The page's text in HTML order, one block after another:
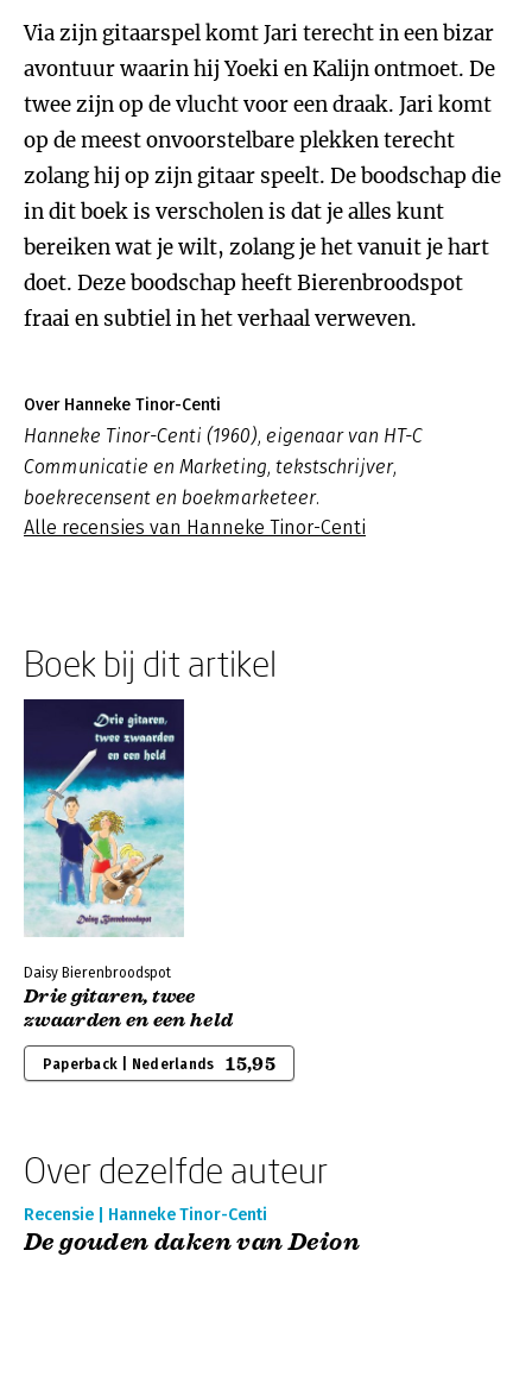
Via zijn gitaarspel komt Jari terecht in een bizar
avontuur waarin hij Yoeki en Kalijn ontmoet. De
twee zijn op de vlucht voor een draak. Jari komt
op de meest onvoorstelbare plekken terecht
zolang hij op zijn gitaar speelt. De boodschap die
in dit boek is verscholen is dat je alles kunt
bereiken wat je wilt, zolang je het vanuit je hart
doet. Deze boodschap heeft Bierenbroodspot
fraai en subtiel in het verhaal verweven.
Over Hanneke Tinor-Centi
Hanneke Tinor-Centi (1960), eigenaar van HT-C
Communicatie en Marketing, tekstschrijver,
boekrecensent en boekmarketeer.
Alle recensies van Hanneke Tinor-Centi
Boek bij dit artikel
Daisy Bierenbroodspot
Drie gitaren, twee
zwaarden en een held
Paperback | Nederlands 15,95
Over dezelfde auteur
Recensie | Hanneke Tinor-Centi
De gouden daken van Deion